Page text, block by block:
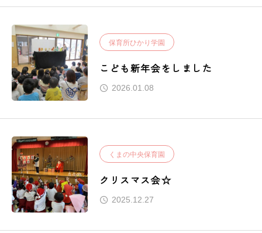
保育所ひかり学園
こども新年会をしました
2026.01.08
くまの中央保育園
クリスマス会☆
2025.12.27